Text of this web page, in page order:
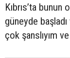
Kıbrıs’ta bunun
güneyde
çok şanslıyım